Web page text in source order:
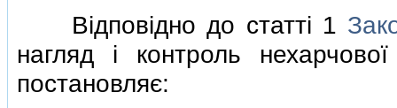
Вiдповiдно до статтi 1
нагляд i контроль
постановляє: